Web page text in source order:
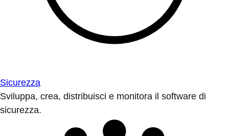
Sicurezza
Sviluppa, crea, distribuisci e monitora il software di
sicurezza.